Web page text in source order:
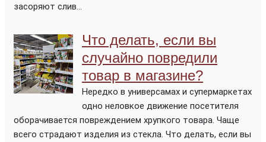
засоряют слив...
Что делать, если вы
случайно повредили
товар в магазине?
Нередко в универсамах и супермаркетах
одно неловкое движение посетителя
оборачивается повреждением хрупкого товара. Чаще
всего страдают изделия из стекла. Что делать, если вы